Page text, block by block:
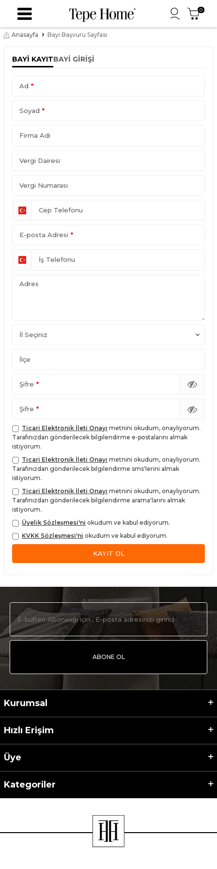
0
Anasayfa Bayi Başvuru Sayfası
BAYI KAYITBAYI GIRIŞI
Ad *
Soyad *
Firma Adı
Vergi Dairesi
Vergi Numarası
Cep Telefonu
E-posta Adresi *
İş Telefonu
Adres
İl Seçiniz
İlçe
Şifre *
Şifre *
Ticari Elektronik İleti Onayı metnini okudum, onaylıyorum.
Tarafınızdan gönderilecek bilgilendirme e-postalarını almak
istiyorum.
Ticari Elektronik İleti Onayı metnini okudum, onaylıyorum.
Tarafınızdan gönderilecek bilgilendirme sms'lerini almak
istiyorum.
Ticari Elektronik İleti Onayı metnini okudum, onaylıyorum.
Tarafınızdan gönderilecek bilgilendirme arama'larını almak
istiyorum.
Üyelik Sözleşmesi'ni okudum ve kabul ediyorum.
KVKK Sözleşmesi'ni okudum ve kabul ediyorum.
KAYIT OL
ABONE OL
Kurumsal
Hızlı Erişim
Üye
Kategoriler